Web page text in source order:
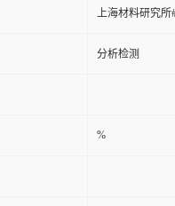
上海材料研究所
分析检测
%